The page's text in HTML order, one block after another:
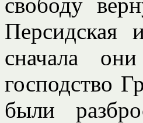
Персидская
сначала
господство
были